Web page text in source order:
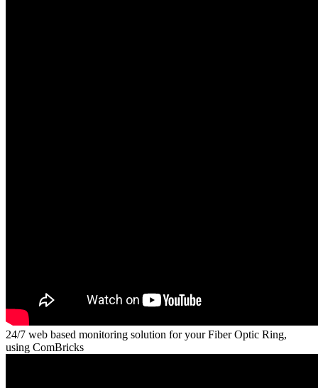
24/7 web based monitoring solution for your Fiber Optic Ring,
using ComBricks